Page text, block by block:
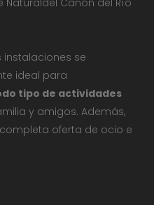
Naturaldel Cañón del Río
instalaciones se
ideal para
tipo de actividades
y amigos. Además,
oferta de ocio e